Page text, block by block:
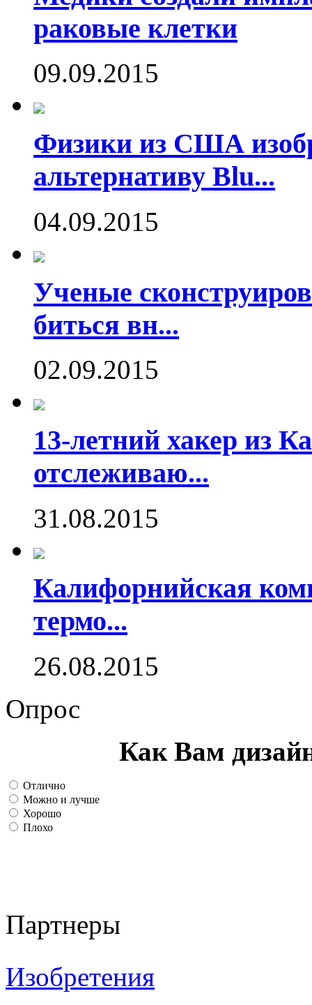
раковые клетки
09.09.2015
Физики из США
альтернативу Blu...
04.09.2015
Ученые
биться вн...
02.09.2015
13-летний хакер из
отслеживаю...
31.08.2015
Калифорнийская
термо...
26.08.2015
Опрос
Как Вам
Отлично
Можно и лучше
Хорошо
Плохо
Партнеры
Изобретения